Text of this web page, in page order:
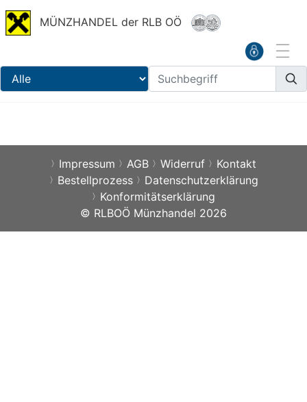
MÜNZHANDEL der RLB OÖ
Impressum AGB Widerruf
Kontakt
Bestellprozess
Datenschutzerklärung
Konformitätserklärung
© RLBOÖ Münzhandel 2026